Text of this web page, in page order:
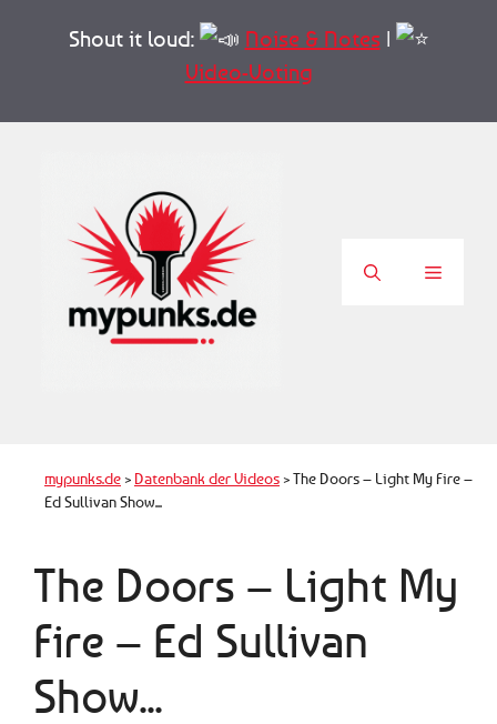
Shout it loud: Noise & Notes|
Video-Voting
Menü
mypunks.de > Datenbank der Videos >The Doors – Light My Fire –
Ed Sullivan Show...
The Doors – Light My
Fire – Ed Sullivan
Show...